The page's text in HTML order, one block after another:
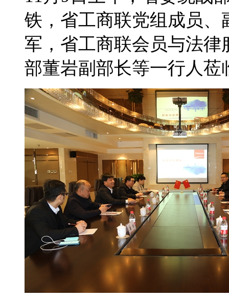
铁，省工商联党组成员
军，省工商联会员与法
部董岩副部长等一行人